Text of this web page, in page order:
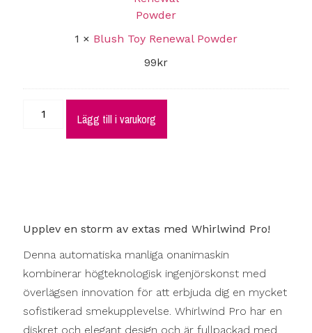
1 × Blush Toy Renewal Powder
99kr
Lägg till i varukorg
Upplev en storm av extas med Whirlwind Pro!
Denna automatiska manliga onanimaskin
kombinerar högteknologisk ingenjörskonst med
överlägsen innovation för att erbjuda dig en mycket
sofistikerad smekupplevelse. Whirlwind Pro har en
diskret och elegant design och är fullpackad med